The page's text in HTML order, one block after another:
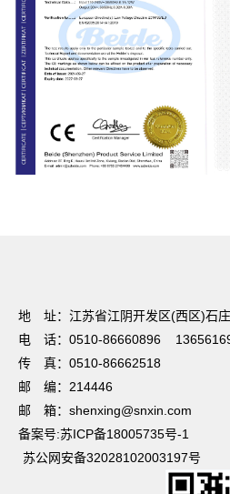
地 址：江苏省江阴开发区(西区)石
电 话：0510-86660896
传 真：0510-86662518
邮 编：214446
邮 箱：shenxing@snxin.com
备案号:苏ICP备18005735号-1
苏公网安备32028102003197号